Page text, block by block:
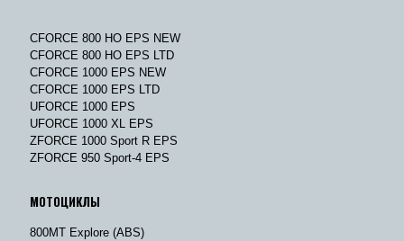
CFORCE 800 HO EPS NEW
CFORCE 800 HO EPS LTD
CFORCE 1000 EPS NEW
CFORCE 1000 EPS LTD
UFORCE 1000 EPS
UFORCE 1000 XL EPS
ZFORCE 1000 Sport R EPS
ZFORCE 950 Sport-4 EPS
МОТОЦИКЛЫ
800MT Explore (ABS)